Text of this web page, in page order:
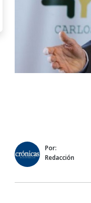
Por:
Redacción